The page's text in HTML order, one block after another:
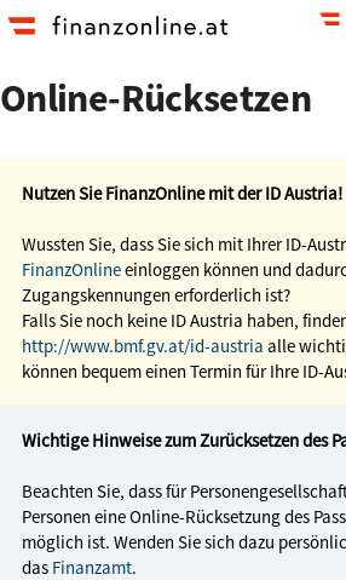
Zum
Hauptinhalt
Zur
Startseite
Online-Rücksetzen
Nutzen Sie FinanzOnline mit der ID Austria!
Wussten Sie, dass Sie sich mit Ihrer ID-
FinanzOnlineeinloggen können und
Zugangskennungen erforderlich ist?
Falls Sie noch keine ID Austria haben,
http://www.bmf.gv.at/id-austria alle
können bequem einen Termin für Ihre ID-
Wichtige Hinweise zum Zurücksetzen des
Beachten Sie, dass für
Personen eine Online-Rücksetzung des
möglich ist. Wenden Sie sich dazu
das Finanzamt.